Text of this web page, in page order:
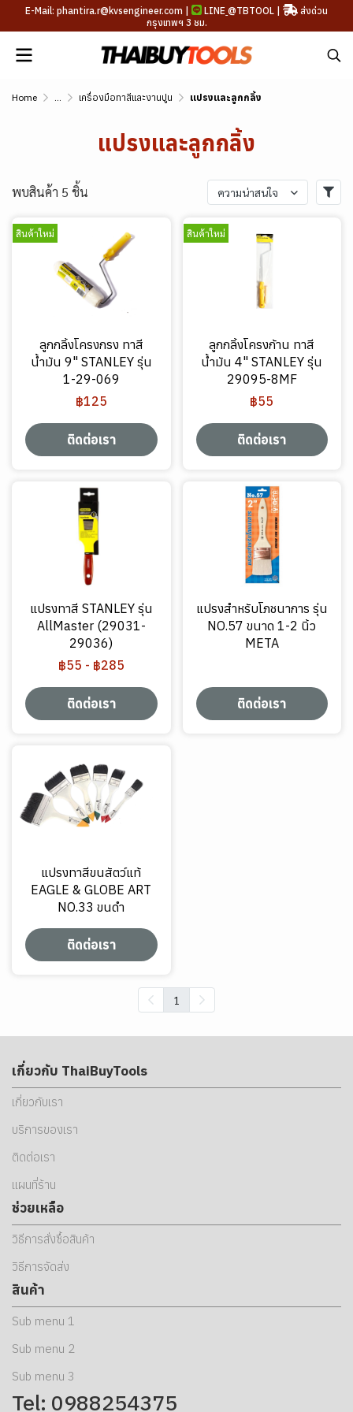
E-Mail: phantira.r@kvsengineer.com | LINE @TBTOOL |
ส่งด่วน
กรุงเทพฯ 3 ชม.
Home ... เครื่องมือทาสีและงานปูน แปรงและลูกกลิ้ง
แปรงและลูกกลิ้ง
พบสินค้า 5 ชิ้น ความน่าสนใจ
สินค้าใหม่
ลูกกลิ้งโครงกรง ทาสี
น้ำมัน 9" STANLEY รุ่น
1-29-069
฿125
ติดต่อเรา
สินค้าใหม่
ลูกกลิ้งโครงก้าน ทาสี
น้ำมัน 4" STANLEY รุ่น
29095-8MF
฿55
ติดต่อเรา
แปรงทาสี STANLEY รุ่น
AllMaster (29031-
29036)
฿55 - ฿285
ติดต่อเรา
แปรงสำหรับโภชนาการ รุ่น
NO.57 ขนาด 1-2 นิ้ว
META
ติดต่อเรา
แปรงทาสีขนสัตว์แท้
EAGLE & GLOBE ART
NO.33 ขนดำ
ติดต่อเรา
1
เกี่ยวกับ ThaiBuyTools
เกี่ยวกับเรา
บริการของเรา
ติดต่อเรา
แผนที่ร้าน
ช่วยเหลือ
วิธีการสั่งซื้อสินค้า
วิธีการจัดส่ง
สินค้า
Sub menu 1
Sub menu 2
Sub menu 3
Tel: 0988254375